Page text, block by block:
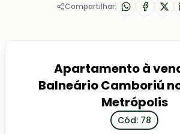
Compartilhar:
Apartamento à
Balneário Camboriú
Metrópolis
Cód: 78